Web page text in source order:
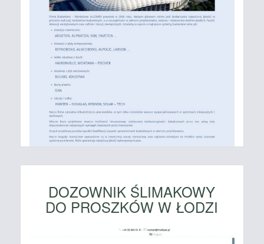
DOZOWNIK ŚLIMAKOWY
DO PROSZKÓW W ŁODZI